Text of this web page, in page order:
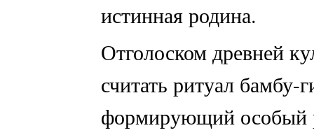
истинная родина.
Отголоском древней
считать ритуал бамбу-
формирующий особый